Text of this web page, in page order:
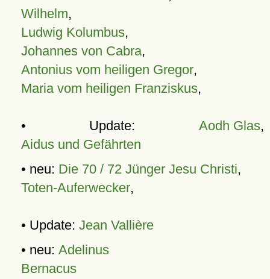
Wilhelm,
Ludwig Kolumbus,
Johannes von Cabra,
Antonius vom heiligen Gregor,
Maria vom heiligen Franziskus,
• Update: Aodh Glas,
Aidus und Gefährten
• neu: Die 70 / 72 Jünger Jesu Christi,
Toten-Auferwecker,
• Update: Jean Vallière
• neu: Adelinus
Bernacus